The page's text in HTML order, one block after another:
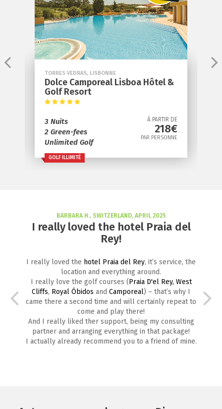
TORRES VEDRAS, LISBONNE
Dolce Camporeal Lisboa Hôtel &
Golf Resort
3 Nuits
2 Green-fees
Unlimited Golf
À PARTIR DE
218€
PAR PERSONNE
GOLF ILLIMITÉ
BARBARA H., SWITZERLAND, APRIL 2025
I really loved the hotel Praia del
Rey!
I really loved the hotel Praia del Rey, it’s service, the
location and everything around.
I really love the golf courses (Praia D'el Rey, West
Cliffs, Royal Óbidos and Camporeal) – that’s why I
came there a second time and will certainly repeat to
come and play there!
And I really liked ther support, being my consulting
partner and arranging everything in that package!
I actually already recommend you to a friend of mine.